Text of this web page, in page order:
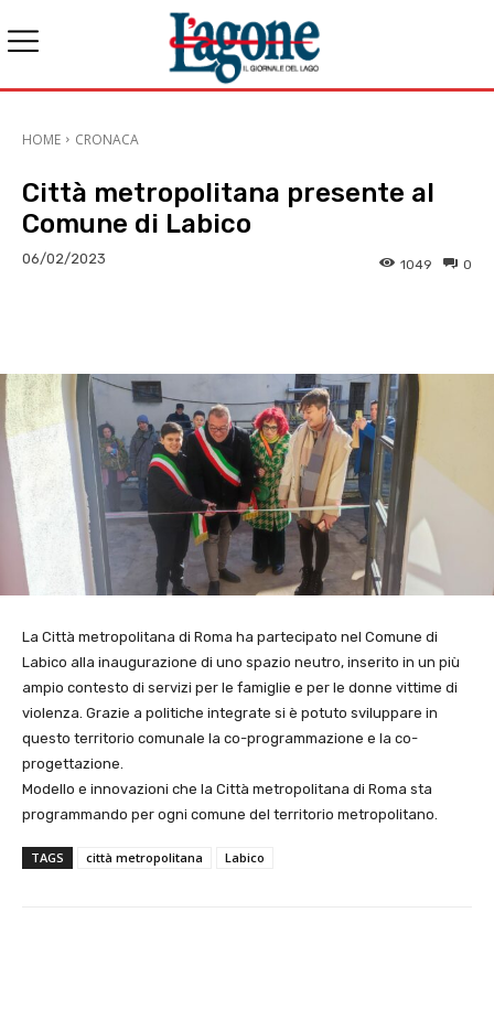
HOME CRONACA
Città metropolitana presente al
Comune di Labico
06/02/2023 0
1049
La Città metropolitana di Roma ha partecipato nel Comune di
Labico alla inaugurazione di uno spazio neutro, inserito in un più
ampio contesto di servizi per le famiglie e per le donne vittime di
violenza. Grazie a politiche integrate si è potuto sviluppare in
questo territorio comunale la co-programmazione e la co-
progettazione.
Modello e innovazioni che la Città metropolitana di Roma sta
programmando per ogni comune del territorio metropolitano.
TAGS città metropolitana Labico